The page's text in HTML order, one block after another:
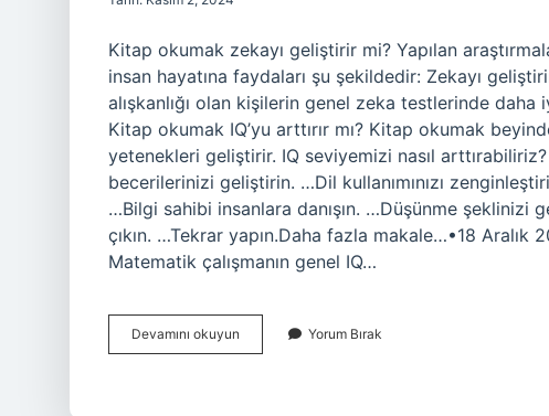
Kitap okumak zekayı geliştirir mi? Yapılan
insan hayatına faydaları şu şekildedir: Zekayı
alışkanlığı olan kişilerin genel zeka testlerinde
Kitap okumak IQ’yu arttırır mı? Kitap okumak
yetenekleri geliştirir. IQ seviyemizi nasıl
becerilerinizi geliştirin. …Dil kullanımınızı
…Bilgi sahibi insanlara danışın. …Düşünme
çıkın. …Tekrar yapın.Daha fazla makale…•18 Aralık
Matematik çalışmanın genel IQ…
Devamını okuyun
Okumak
Yorum Bırak